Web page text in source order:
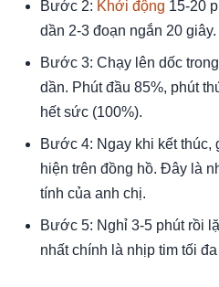
Bước 2: Khởi động 15-20
dần 2-3 đoạn ngắn 20 giây.
Bước 3: Chạy lên dốc
dần. Phút đầu 85%, phút
hết sức (100%).
Bước 4: Ngay khi kết thúc,
hiện trên đồng hồ. Đây là
tính của anh chị.
Bước 5: Nghỉ 3-5 phút rồi
nhất chính là nhịp tim tối